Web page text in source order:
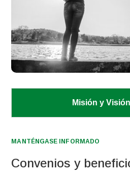
Misión y Visión
MANTÉNGASE INFORMADO
Convenios y